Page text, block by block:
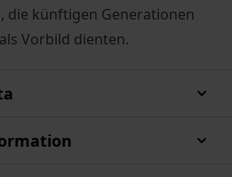
die künftigen Generationen
Vorbild dienten.